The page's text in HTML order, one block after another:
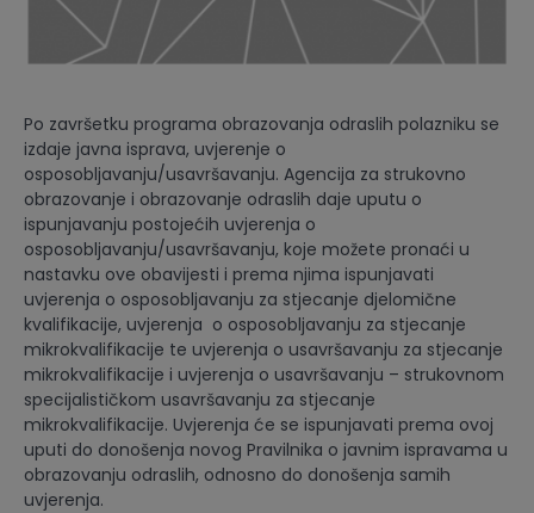
Po završetku programa obrazovanja odraslih polazniku se
izdaje javna isprava, uvjerenje o
osposobljavanju/usavršavanju. Agencija za strukovno
obrazovanje i obrazovanje odraslih daje uputu o
ispunjavanju postojećih uvjerenja o
osposobljavanju/usavršavanju, koje možete pronaći u
nastavku ove obavijesti i prema njima ispunjavati
uvjerenja o osposobljavanju za stjecanje djelomične
kvalifikacije, uvjerenja o osposobljavanju za stjecanje
mikrokvalifikacije te uvjerenja o usavršavanju za stjecanje
mikrokvalifikacije i uvjerenja o usavršavanju – strukovnom
specijalističkom usavršavanju za stjecanje
mikrokvalifikacije. Uvjerenja će se ispunjavati prema ovoj
uputi do donošenja novog Pravilnika o javnim ispravama u
obrazovanju odraslih, odnosno do donošenja samih
uvjerenja.